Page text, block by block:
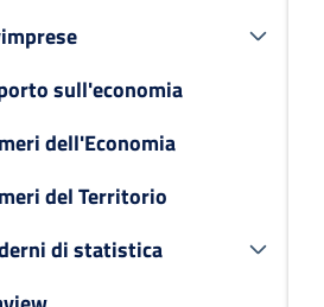
sull'economia
dell'Economia
del Territorio
di statistica